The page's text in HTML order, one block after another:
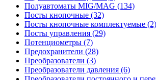
Полуавтоматы MIG/MAG (134)
Посты кнопочные (32)
Посты кнопочные комплектуемые (2)
Посты управления (29)
Потенциометры (7)
Предохранители (28)
Преобразователи (3)
Преобразователи давления (6)